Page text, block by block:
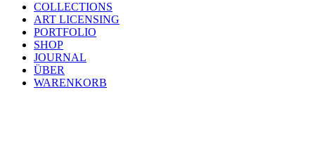
COLLECTIONS
ART LICENSING
PORTFOLIO
SHOP
JOURNAL
ÜBER
WARENKORB